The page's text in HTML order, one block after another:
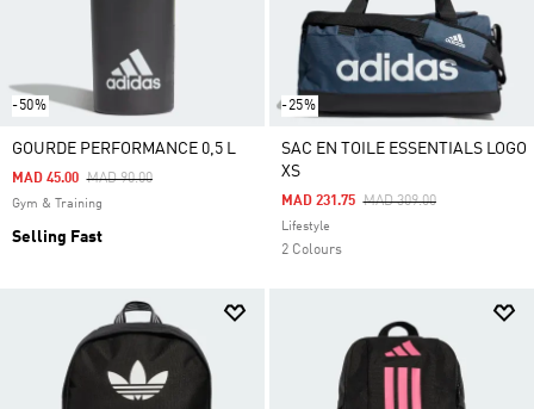
-50%
GOURDE PERFORMANCE 0,5 L
Price Reduced From
MAD 90.00To
MAD 45.00
Gym & Training
Selling Fast
-25%
SAC EN TOILE ESSENTIALS LOGO
XS
Price Reduced From
MAD 309.00To
MAD 231.75
Lifestyle
2 Colours